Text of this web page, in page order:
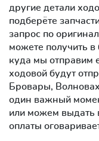
другие детали
подберёте
запрос по
можете получить
куда мы отправим
ходовой будут
Бровары,
один важный
или можем выдать
оплаты